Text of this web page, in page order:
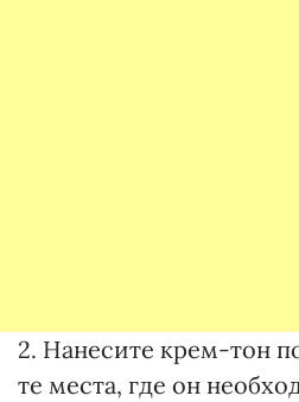
2. Нанесите крем-тон
те места, где он